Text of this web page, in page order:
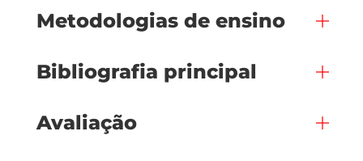
Metodologias de ensino
Bibliografia principal
Avaliação